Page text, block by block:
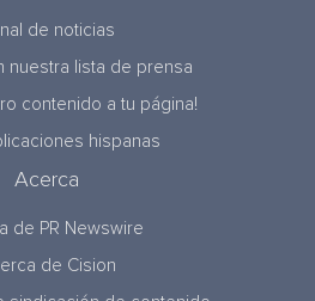
de noticias
nuestra lista de prensa
contenido a tu página!
hispanas
Acerca
de PR Newswire
de Cision